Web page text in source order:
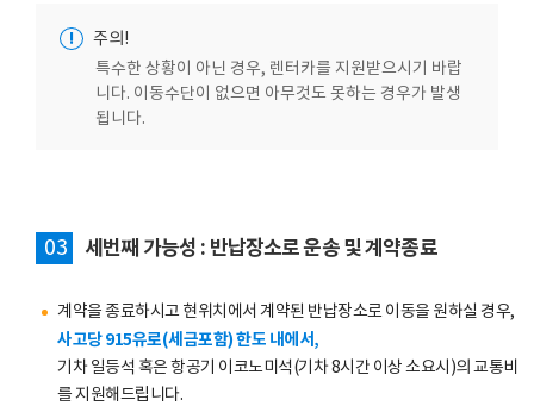
!
주의!
특수한 상황이 아닌 경우, 렌터카를 지원받으시기 바랍
니다. 이동수단이 없으면 아무것도 못하는 경우가 발생
됩니다.
03 세번째 가능성 : 반납장소로 운송 및 계약종료
계약을 종료하시고 현위치에서 계약된 반납장소로 이동을 원하실 경우,
사고당 915유로(세금포함) 한도 내에서,
기차 일등석 혹은 항공기 이코노미석(기차 8시간 이상 소요시)의 교통비
를 지원해드립니다.